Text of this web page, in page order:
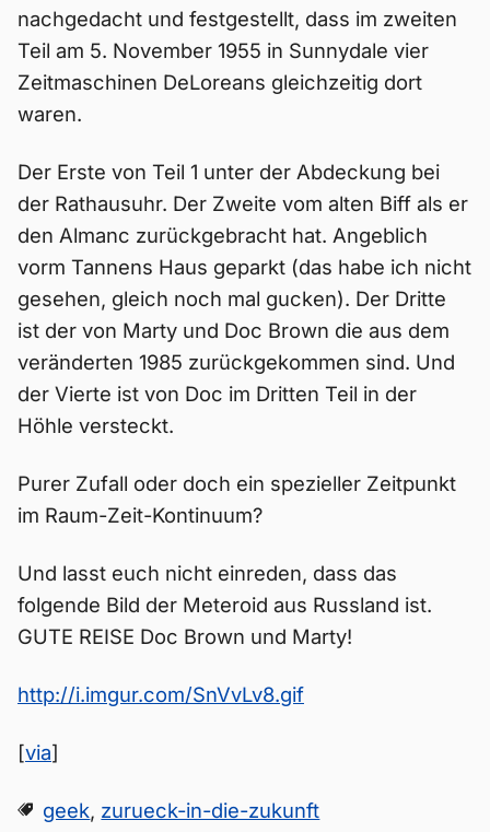
nachgedacht und festgestellt, dass im zweiten
Teil am 5. November 1955 in Sunnydale vier
Zeitmaschinen DeLoreans gleichzeitig dort
waren.
Der Erste von Teil 1 unter der Abdeckung bei
der Rathausuhr. Der Zweite vom alten Biff als er
den Almanc zurückgebracht hat. Angeblich
vorm Tannens Haus geparkt (das habe ich nicht
gesehen, gleich noch mal gucken). Der Dritte
ist der von Marty und Doc Brown die aus dem
veränderten 1985 zurückgekommen sind. Und
der Vierte ist von Doc im Dritten Teil in der
Höhle versteckt.
Purer Zufall oder doch ein spezieller Zeitpunkt
im Raum-Zeit-Kontinuum?
Und lasst euch nicht einreden, dass das
folgende Bild der Meteroid aus Russland ist.
GUTE REISE Doc Brown und Marty!
http://i.imgur.com/SnVvLv8.gif
[via]
geek, zurueck-in-die-zukunft